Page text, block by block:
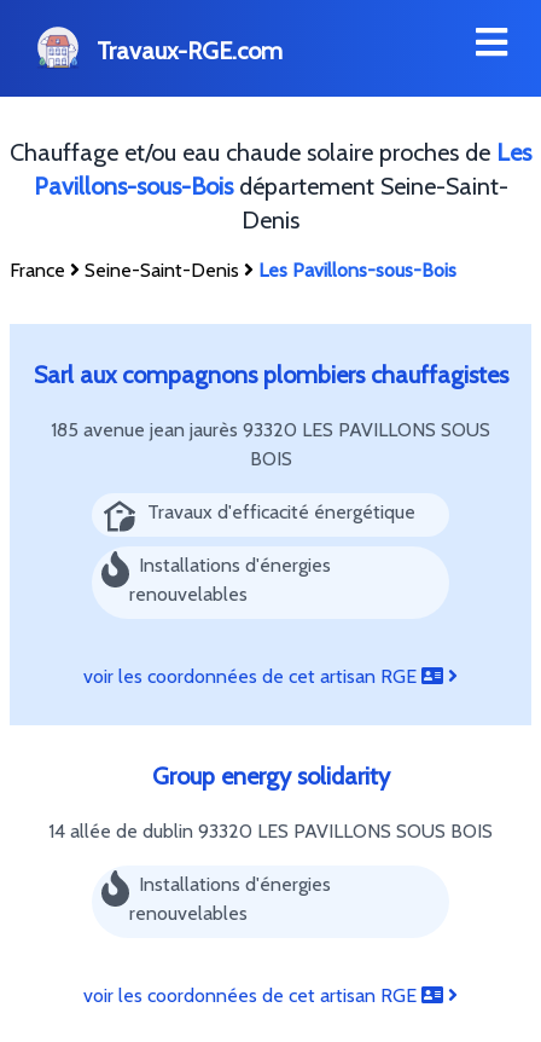
Travaux-RGE.com
Chauffage et/ou eau chaude solaire proches de Les
Pavillons-sous-Boisdépartement Seine-Saint-
Denis
France Seine-Saint-Denis Les Pavillons-sous-Bois
Sarl aux compagnons plombiers chauffagistes
185 avenue jean jaurès 93320 LES PAVILLONS SOUS
BOIS
Travaux d'efficacité énergétique
Installations d'énergies
renouvelables
voir les coordonnées de cet artisan RGE
Group energy solidarity
14 allée de dublin 93320 LES PAVILLONS SOUS BOIS
Installations d'énergies
renouvelables
voir les coordonnées de cet artisan RGE